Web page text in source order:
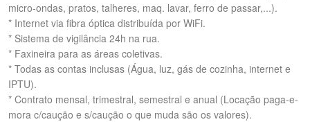
micro-ondas, pratos, talheres, maq. lavar, ferro de passar,...).
* Internet via fibra óptica distribuída por WiFi.
* Sistema de vigilância 24h na rua.
* Faxineira para as áreas coletivas.
* Todas as contas inclusas (Água, luz, gás de cozinha, internet e
IPTU).
* Contrato mensal, trimestral, semestral e anual (Locação paga-e-
mora c/caução e s/caução o que muda são os valores).